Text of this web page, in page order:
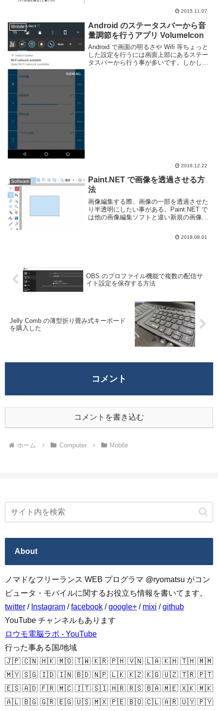
2015.11.07
Mobile
Android のステータスバーから音
量調節を行うアプリ VolumeIcon
Android で画面の明るさや Wifi 等ちょっと
した設定を行うには画面上部にあるステー
タスバーから行う事が多いです。しかし、
2016.12.22
Software
Paint.NET で画像を透過させる方
法
画像編集する際、画像の一部を透過させた
り半透明にしたい事がある。Paint.NET で
は他の画像編集ソフトと違い新規の画像は
画像を透過させる方法をいくつか紹介しよ
2018.08.01
OBS のプロファイル機能で複数の配信サ
イト設定を保存する方法
Jelly Comb の薄型折り畳み式キーボード
を購入した
コメント
コメントを書き込む
ホーム Computer Mobile
About
ノマドなフリーランス WEB プログラマ @ryomatsu がコン
ピュータ・モバイルに関するお役立ち情報を書いてます。
twitter / Instagram / facebook / google+ / mixi / github
YouTube チャンネルもあります
ロウモ電脳ラボ - YouTube
行った事ある国/地域
🇯🇵 🇨🇳 🇭🇰 🇲🇴 🇹🇼 🇰🇷 🇵🇭 🇻🇳 🇱🇦 🇰🇭 🇹🇭 🇲🇲
🇲🇾 🇸🇬 🇮🇩 🇮🇳 🇧🇩 🇳🇵 🇱🇰 🇰🇿 🇰🇬 🇺🇿 🇹🇷 🇵🇹
🇪🇸 🇦🇩 🇫🇷 🇲🇨 🇮🇹 🇸🇮 🇭🇷 🇷🇸 🇧🇦 🇲🇪 🇽🇰 🇲🇰
🇦🇱 🇧🇬 🇬🇷 🇪🇬 🇺🇸 🇲🇽 🇵🇪 🇧🇴 🇨🇱 🇦🇷 🇺🇾 🇵🇾